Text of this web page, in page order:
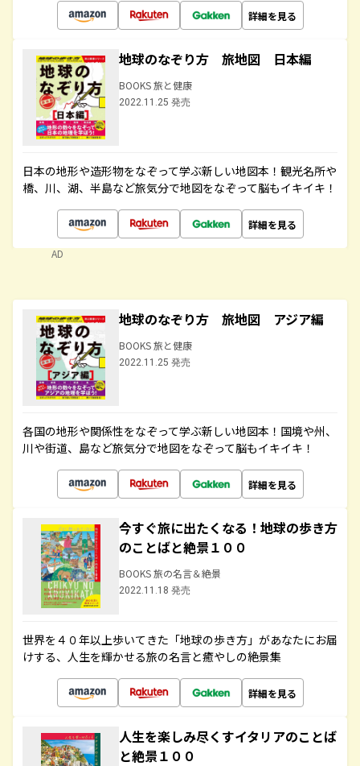
詳細を見る
地球のなぞり方 旅地図 日本編
BOOKS 旅と健康
2022.11.25 発売
日本の地形や造形物をなぞって学ぶ新しい地図本！観光名所や
橋、川、湖、半島など旅気分で地図をなぞって脳もイキイキ！
詳細を見る
AD
地球のなぞり方 旅地図 アジア編
BOOKS 旅と健康
2022.11.25 発売
各国の地形や関係性をなぞって学ぶ新しい地図本！国境や州、
川や街道、島など旅気分で地図をなぞって脳もイキイキ！
詳細を見る
今すぐ旅に出たくなる！地球の歩き方
のことばと絶景１００
BOOKS 旅の名言＆絶景
2022.11.18 発売
世界を４０年以上歩いてきた「地球の歩き方」があなたにお届
けする、人生を輝かせる旅の名言と癒やしの絶景集
詳細を見る
人生を楽しみ尽くすイタリアのことば
と絶景１００